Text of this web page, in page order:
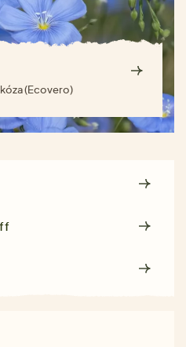
(Ecovero)